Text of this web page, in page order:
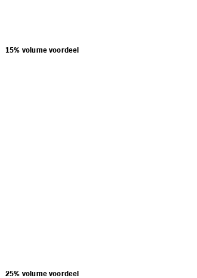
15% volume voordeel
25% volume voordeel